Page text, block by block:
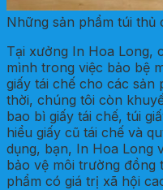
Những sản phẩm túi thủ
Tại xưởng In Hoa Long,
mình trong việc bảo bệ
giấy tái chế cho các sản
thời, chúng tôi còn
bao bì giấy tái chế, túi
hiểu giấy cũ tái chế và
dụng, bạn, In Hoa Long
bảo vệ môi trường đồng
phẩm có giá trị xã hội